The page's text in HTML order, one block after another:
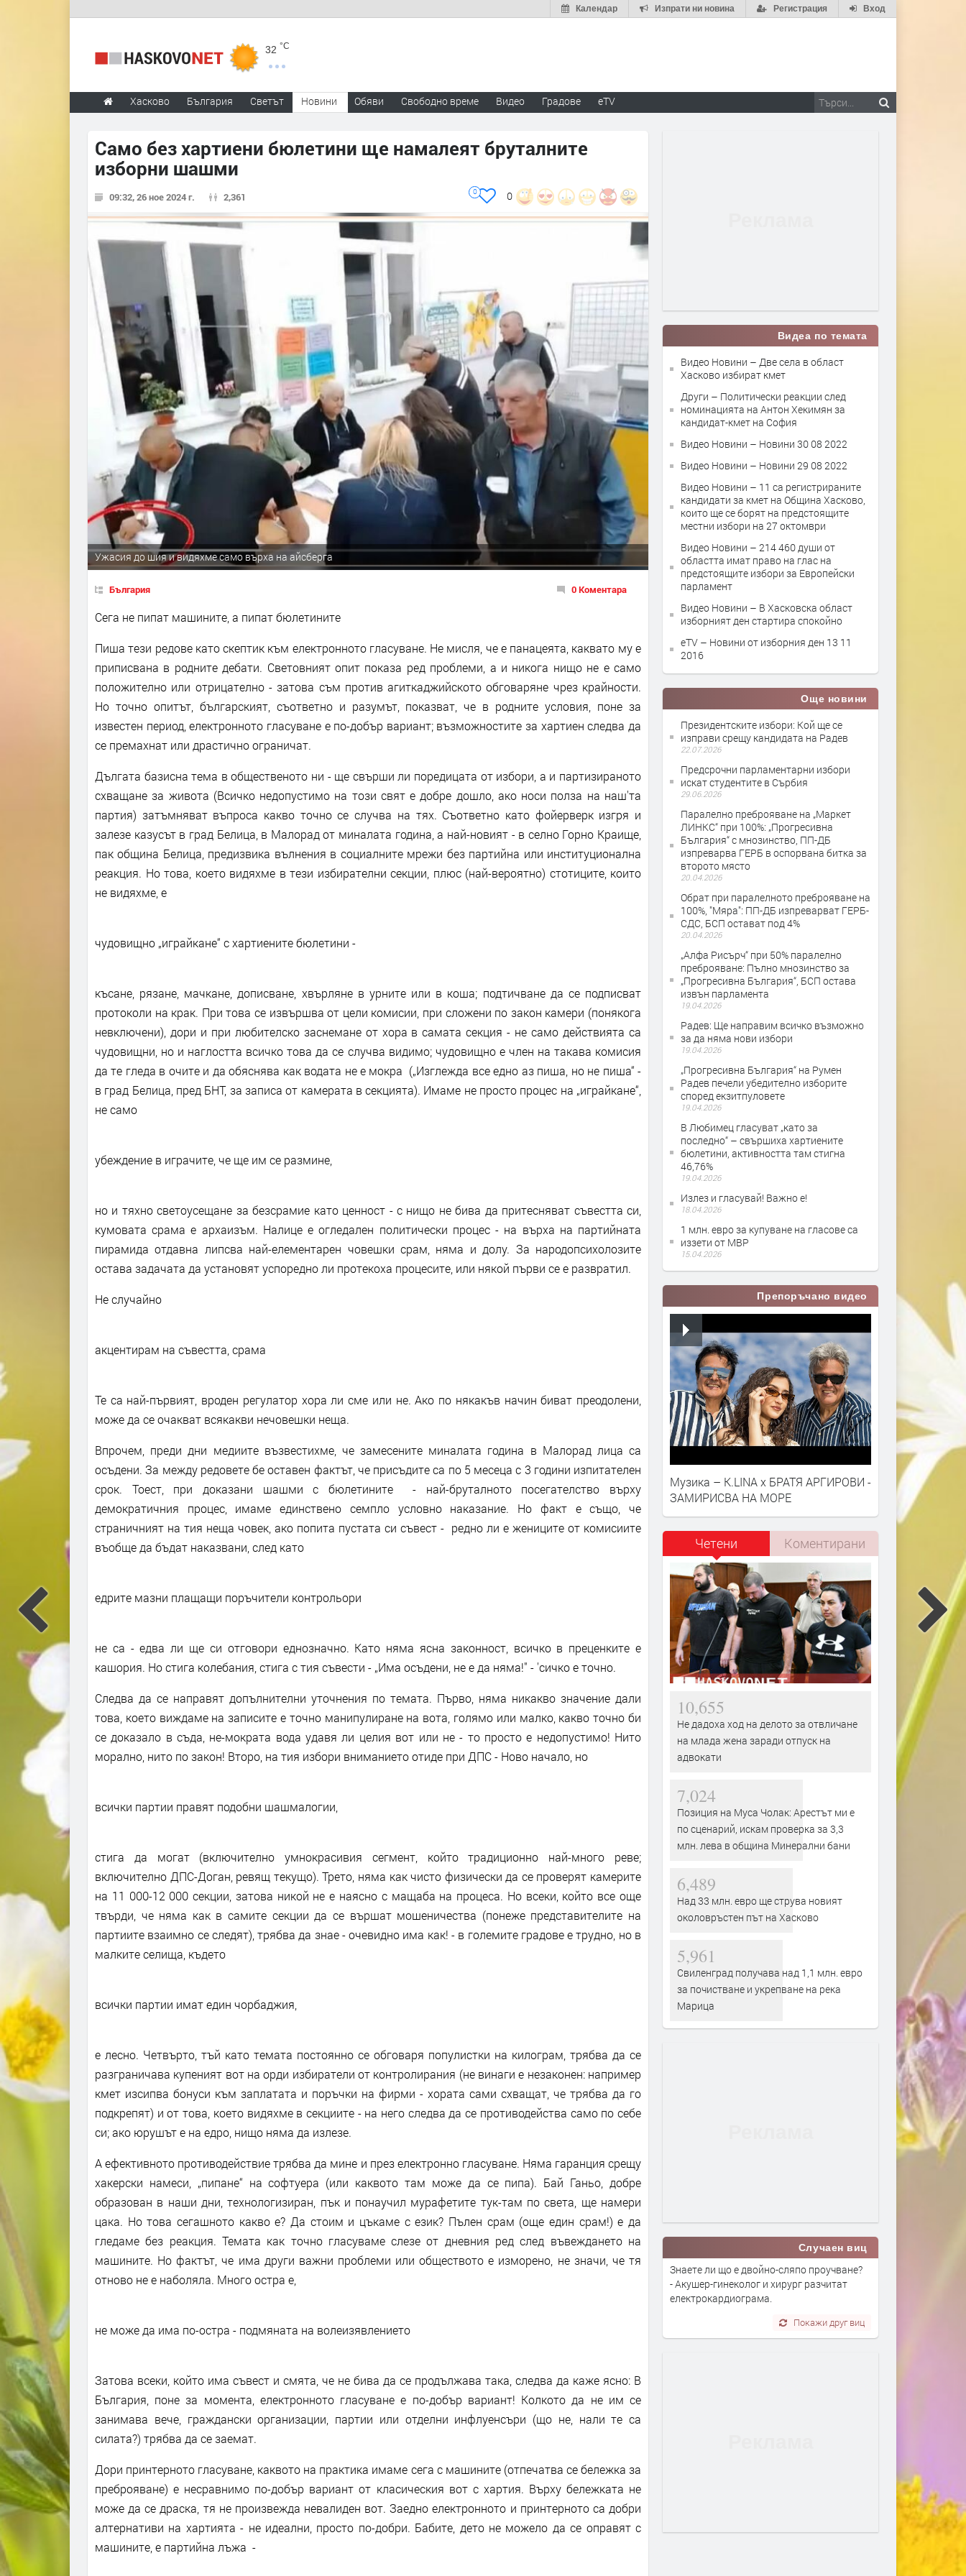
Вход
Регистрация
Изпрати ни новина
Календар
32 °C
Хасково България Светът Новини Обяви Свободно време Видео Градове eTV
Само без хартиени бюлетини ще намалеят бруталните
изборни шашми
09:32, 26 ное 2024 г. 2,361 0
0
Ужасия до шия и видяхме само върха на айсберга
България 0 Коментара
Сега не пипат машините, а пипат бюлетините
Пиша тези редове като скептик към електронното гласуване. Не мисля, че е панацеята, каквато му е
приписвана в родните дебати. Световният опит показа ред проблеми, а и никога нищо не е само
положително или отрицателно - затова съм против агиткаджийското обговаряне чрез крайности.
Но точно опитът, българският, съответно и разумът, показват, че в родните условия, поне за
известен период, електронното гласуване е по-добър вариант; възможностите за хартиен следва да
се премахнат или драстично ограничат.
Дългата базисна тема в общественото ни - ще свърши ли поредицата от избори, а и партизираното
схващане за живота (Всичко недопустимо на този свят е добре дошло, ако носи полза на наш'та
партия) затъмняват въпроса какво точно се случва на тях. Съответно като фойерверк изгря и
залезе казусът в град Белица, в Малорад от миналата година, а най-новият - в селно Горно Краище,
пак община Белица, предизвика вълнения в социалните мрежи без партийна или институционална
реакция. Но това, което видяхме в тези избирателни секции, плюс (най-вероятно) стотиците, които
не видяхме, е
чудовищно „играйкане“ с хартиените бюлетини -
късане, рязане, мачкане, дописване, хвърляне в урните или в коша; подтичване да се подписват
протоколи на крак. При това се извършва от цели комисии, при сложени по закон камери (понякога
невключени), дори и при любителско заснемане от хора в самата секция - не само действията са
чудовищни, но и наглостта всичко това да се случва видимо; чудовищно е член на такава комисия
да те гледа в очите и да обяснява как водата не е мокра („Изглежда все едно аз пиша, но не пиша“ -
в град Белица, пред БНТ, за записа от камерата в секцията). Имаме не просто процес на „играйкане“,
не само
убеждение в играчите, че ще им се размине,
но и тяхно светоусещане за безсрамие като ценност - с нищо не бива да притесняват съвестта си,
кумовата срама е архаизъм. Налице е огледален политически процес - на върха на партийната
пирамида отдавна липсва най-елементарен човешки срам, няма и долу. За народопсихолозите
остава задачата да установят успоредно ли протекоха процесите, или някой първи се е развратил.
Не случайно
акцентирам на съвестта, срама
Те са най-първият, вроден регулатор хора ли сме или не. Ако по някакъв начин биват преодолени,
може да се очакват всякакви нечовешки неща.
Впрочем, преди дни медиите възвестихме, че замесените миналата година в Малорад лица са
осъдени. За между редовете бе оставен фактът, че присъдите са по 5 месеца с 3 години изпитателен
срок. Тоест, при доказани шашми с бюлетините - най-бруталното посегателство върху
демократичния процес, имаме единствено семпло условно наказание. Но факт е също, че
страничният на тия неща човек, ако попита пустата си съвест - редно ли е жениците от комисиите
въобще да бъдат наказвани, след като
едрите мазни плащащи поръчители контрольори
не са - едва ли ще си отговори еднозначно. Като няма ясна законност, всичко в преценките е
кашория. Но стига колебания, стига с тия съвести - „Има осъдени, не е да няма!" - 'сичко е точно.
Следва да се направят допълнителни уточнения по темата. Първо, няма никакво значение дали
това, което виждаме на записите е точно манипулиране на вота, голямо или малко, какво точно би
се доказало в съда, не-мократа вода удавя ли целия вот или не - то просто е недопустимо! Нито
морално, нито по закон! Второ, на тия избори вниманието отиде при ДПС - Ново начало, но
всички партии правят подобни шашмалогии,
стига да могат (включително умнокрасивия сегмент, който традиционно най-много реве;
включително ДПС-Доган, ревящ текущо). Трето, няма как чисто физически да се проверят камерите
на 11 000-12 000 секции, затова никой не е наясно с мащаба на процеса. Но всеки, който все още
твърди, че няма как в самите секции да се вършат мошеничества (понеже представителите на
партиите взаимно се следят), трябва да знае - очевидно има как! - в големите градове е трудно, но в
малките селища, където
всички партии имат един чорбаджия,
е лесно. Четвърто, тъй като темата постоянно се обговаря популистки на килограм, трябва да се
разграничава купеният вот на орди избиратели от контролирания (не винаги е незаконен: например
кмет изсипва бонуси към заплатата и поръчки на фирми - хората сами схващат, че трябва да го
подкрепят) и от това, което видяхме в секциите - на него следва да се противодейства само по себе
си; ако юрушът е на едро, нищо няма да излезе.
А ефективното противодействие трябва да мине и през електронно гласуване. Няма гаранция срещу
хакерски намеси, „пипане“ на софтуера (или каквото там може да се пипа). Бай Ганьо, добре
образован в наши дни, технологизиран, пък и понаучил мурафетите тук-там по света, ще намери
цака. Но това сегашното какво е? Да стоим и цъкаме с език? Пълен срам (още един срам!) е да
гледаме без реакция. Темата как точно гласуваме слезе от дневния ред след въвеждането на
машините. Но фактът, че има други важни проблеми или обществото е изморено, не значи, че тя
отново не е наболяла. Много остра е,
не може да има по-остра - подмяната на волеизявлението
Затова всеки, който има съвест и смята, че не бива да се продължава така, следва да каже ясно: В
България, поне за момента, електронното гласуване е по-добър вариант! Колкото да не им се
занимава вече, граждански организации, партии или отделни инфлуенсъри (що не, нали те са
силата?) трябва да се заемат.
Дори принтерното гласуване, каквото на практика имаме сега с машините (отпечатва се бележка за
преброяване) е несравнимо по-добър вариант от класическия вот с хартия. Върху бележката не
може да се драска, тя не произвежда невалиден вот. Заедно електронното и принтерното са добри
алтернативи на хартията - не идеални, просто по-добри. Бабите, дето не можело да се оправят с
машините, е партийна лъжа -
Видеа по темата
Видео Новини – Две села в област
Хасково избират кмет
Други – Политически реакции след
номинацията на Антон Хекимян за
кандидат-кмет на София
Видео Новини – Новини 30 08 2022
Видео Новини – Новини 29 08 2022
Видео Новини – 11 са регистрираните
кандидати за кмет на Община Хасково,
които ще се борят на предстоящите
местни избори на 27 октомври
Видео Новини – 214 460 души от
областта имат право на глас на
предстоящите избори за Европейски
парламент
Видео Новини – В Хасковска област
изборният ден стартира спокойно
eTV – Новини от изборния ден 13 11
2016
Още новини
Президентските избори: Кой ще се
изправи срещу кандидата на Радев
22.07.2026
Предсрочни парламентарни избори
искат студентите в Сърбия
29.06.2026
Паралелно преброяване на „Маркет
ЛИНКС“ при 100%: „Прогресивна
България“ с мнозинство, ПП-ДБ
изпреварва ГЕРБ в оспорвана битка за
второто място
20.04.2026
Обрат при паралелното преброяване на
100%, "Мяра": ПП-ДБ изпреварват ГЕРБ-
СДС, БСП остават под 4%
20.04.2026
„Алфа Рисърч“ при 50% паралелно
преброяване: Пълно мнозинство за
„Прогресивна България“, БСП остава
извън парламента
19.04.2026
Радев: Ще направим всичко възможно
за да няма нови избори
19.04.2026
„Прогресивна България“ на Румен
Радев печели убедително изборите
според екзитпуловете
19.04.2026
В Любимец гласуват „като за
последно“ – свършиха хартиените
бюлетини, активността там стигна
46,76%
19.04.2026
Излез и гласувай! Важно е!
18.04.2026
1 млн. евро за купуване на гласове са
иззети от МВР
15.04.2026
Препоръчано видео
Музика – K.LINA x БРАТЯ АРГИРОВИ -
ЗАМИРИСВА НА МОРЕ
Четени Коментирани
10,655
Не дадоха ход на делото за отвличане
на млада жена заради отпуск на
адвокати
7,024
Позиция на Муса Чолак: Арестът ми е
по сценарий, искам проверка за 3,3
млн. лева в община Минерални бани
6,489
Над 33 млн. евро ще струва новият
околовръстен път на Хасково
5,961
Свиленград получава над 1,1 млн. евро
за почистване и укрепване на река
Марица
Случаен виц
Знаете ли що е двойно-сляпо проучване?
- Акушер-гинеколог и хирург разчитат
електрокардиограма.
Покажи друг виц